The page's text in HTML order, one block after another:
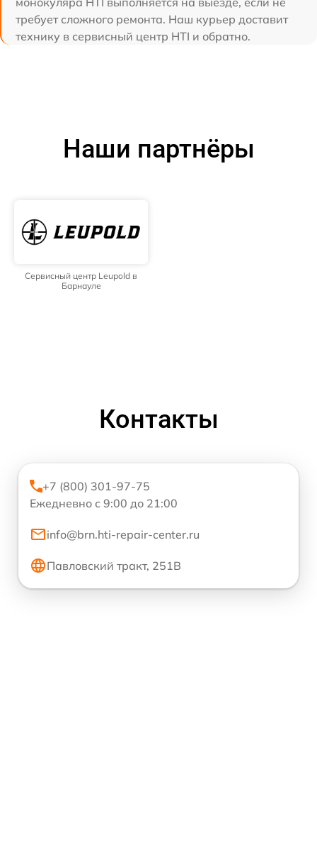
требует сложного ремонта. Наш курьер доставит
технику в сервисный центр HTI и обратно.
Наши партнёры
Сервисный центр Leupold в
Барнауле
Контакты
+7 (800) 301-97-75
Ежедневно с 9:00 до 21:00
info@brn.hti-repair-center.ru
Павловский тракт, 251В